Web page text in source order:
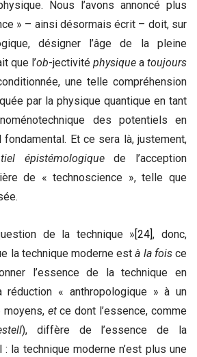
Nous l’avons annoncé plus
» – ainsi désormais écrit – doit, sur
désigner l’âge de la pleine
que l’ob-jectivité physique a toujours
une telle compréhension
par la physique quantique en tant
des potentiels en
Et ce sera là, justement,
épistémologiquede l’acception
de « technoscience », telle que
de la technique » [24], donc,
la technique moderne està la foisce
l’essence de la technique en
réduction « anthropologique » à un
etce dont l’essence, comme
), diffère de l’essence de la
la technique moderne n’est plus une